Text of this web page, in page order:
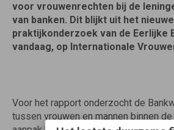
voor vrouwenrechten bij de
van banken. Dit blijkt uit het nieuwe
praktijkonderzoek van de Eerlijke
vandaag, op Internationale
Voor het rapport onderzocht de
tussen vrouwen en mannen binnen